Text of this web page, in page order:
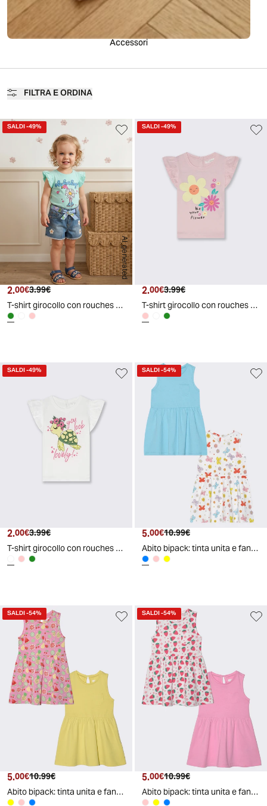
Accessori
FILTRA E ORDINA
AI generated
SALDI-49%
Prezzo attuale
2.00€ Prezzo originale
3.99€
T-shirt girocollo con rouches eleganti - Verde acqua
SALDI-49%
Prezzo attuale
2.00€ Prezzo originale
3.99€
T-shirt girocollo con rouches eleganti - Rosa
SALDI-49%
Prezzo attuale
2.00€ Prezzo originale
3.99€
T-shirt girocollo con rouches eleganti - Bianco
SALDI-54%
Prezzo attuale
5.00€ Prezzo originale
10.99€
Abito bipack: tinta unita e fantasia - Azzurro
SALDI-54%
Prezzo attuale
5.00€ Prezzo originale
10.99€
Abito bipack: tinta unita e fantasia - Giallo
SALDI-54%
Prezzo attuale
5.00€ Prezzo originale
10.99€
Abito bipack: tinta unita e fantasia - Rosa